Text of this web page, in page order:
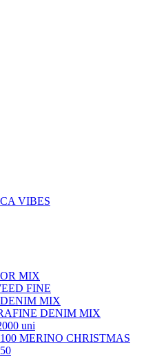
VIBES
MIX
FINE
MIX
DENIM MIX
uni
MERINO CHRISTMAS